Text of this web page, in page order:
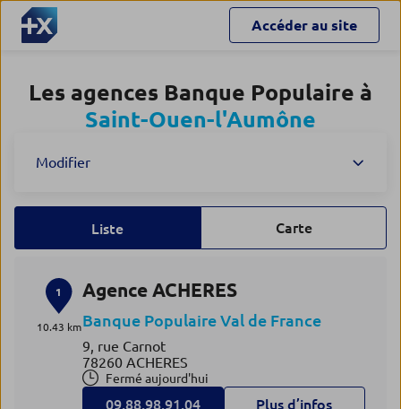
Accéder au site
Les agences Banque Populaire à
Saint-Ouen-l'Aumône
Modifier
Liste Carte
1
10.43 km
Agence ACHERES
Banque Populaire Val de France
9, rue Carnot
78260 ACHERES
Fermé aujourd'hui
09.88.98.91.04 Plus d’infos